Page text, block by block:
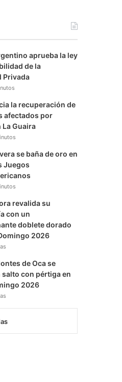
r
a
m
a
m
aprueba la ley
de la
Privada
la recuperación de
afectados por
Guaira
se baña de oro en
Juegos
revalida su
con un
doblete dorado
2026
de Oca se
salto con pértiga en
2026